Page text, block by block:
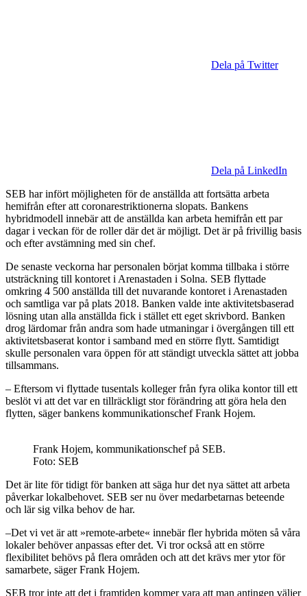
Dela på Twitter
Dela på LinkedIn
SEB har infört möjligheten för de anställda att fortsätta arbeta
hemifrån efter att coronarestriktionerna slopats. Bankens
hybridmodell innebär att de anställda kan arbeta hemifrån ett par
dagar i veckan för de roller där det är möjligt. Det är på frivillig basis
och efter avstämning med sin chef.
De senaste veckorna har personalen börjat komma tillbaka i större
utsträckning till kontoret i Arenastaden i Solna. SEB flyttade
omkring 4 500 anställda till det nuvarande kontoret i Arenastaden
och samtliga var på plats 2018. Banken valde inte aktivitetsbaserad
lösning utan alla anställda fick i stället ett eget skrivbord. Banken
drog lärdomar från andra som hade utmaningar i övergången till ett
aktivitetsbaserat kontor i samband med en större flytt. Samtidigt
skulle personalen vara öppen för att ständigt utveckla sättet att jobba
tillsammans.
– Eftersom vi flyttade tusentals kolleger från fyra olika kontor till ett
beslöt vi att det var en tillräckligt stor förändring att göra hela den
flytten, säger bankens kommunikationschef Frank Hojem.
Frank Hojem, kommunikationschef på SEB.
Foto: SEB
Det är lite för tidigt för banken att säga hur det nya sättet att arbeta
påverkar lokalbehovet. SEB ser nu över medarbetarnas beteende
och lär sig vilka behov de har.
–Det vi vet är att »remote-arbete« innebär fler hybrida möten så våra
lokaler behöver anpassas efter det. Vi tror också att en större
flexibilitet behövs på flera områden och att det krävs mer ytor för
samarbete, säger Frank Hojem.
SEB tror inte att det i framtiden kommer vara att man antingen väljer